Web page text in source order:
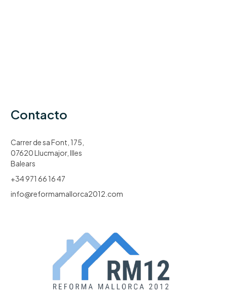
Contacto
Carrer de sa Font, 175,
07620 Llucmajor, Illes
Balears
+34 971 66 16 47
info@reformamallorca2012.com